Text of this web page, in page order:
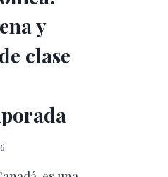
y
clase